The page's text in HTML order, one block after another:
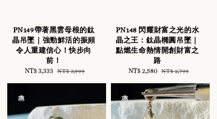
PN149帶著黑雲母根的鈦
晶吊墜｜強勁鮮活的振頻
令人重建信心！快步向
前！
Sale
NT$ 3,333 Regular
NT$ 3,999
PN148 閃耀財富之光的水
晶之王：鈦晶橢圓吊墜｜
點燃生命熱情開創財富之
路
Sale
NT$ 2,580 Regular
NT$ 2,799